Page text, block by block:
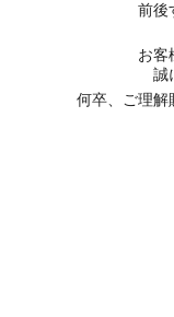
前後
お客
誠
何卒、ご理解